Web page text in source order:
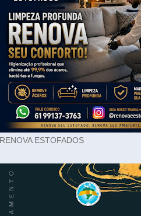
RENOVA ESTOFADOS